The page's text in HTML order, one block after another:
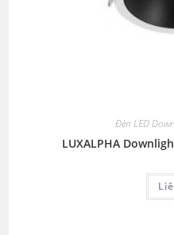
Đèn LED
LUXALPHA